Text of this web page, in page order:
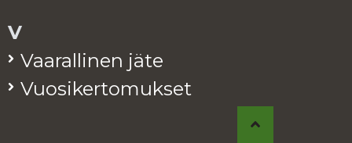
V
Vaa­ral­li­nen jäte
Vuo­si­ker­to­muk­set